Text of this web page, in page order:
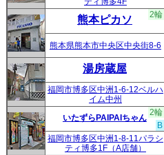
熊本ピカソ 2輪
熊本県熊本市中央区中央街8-6
湯房蔵屋
福岡市博多区中洲1-6-12ベルハ
イム中州
いたずらPAIPAIちゃん
B
2輪
福岡市博多区中洲1-8-11パラシ
ティ博多1F（A店舗）